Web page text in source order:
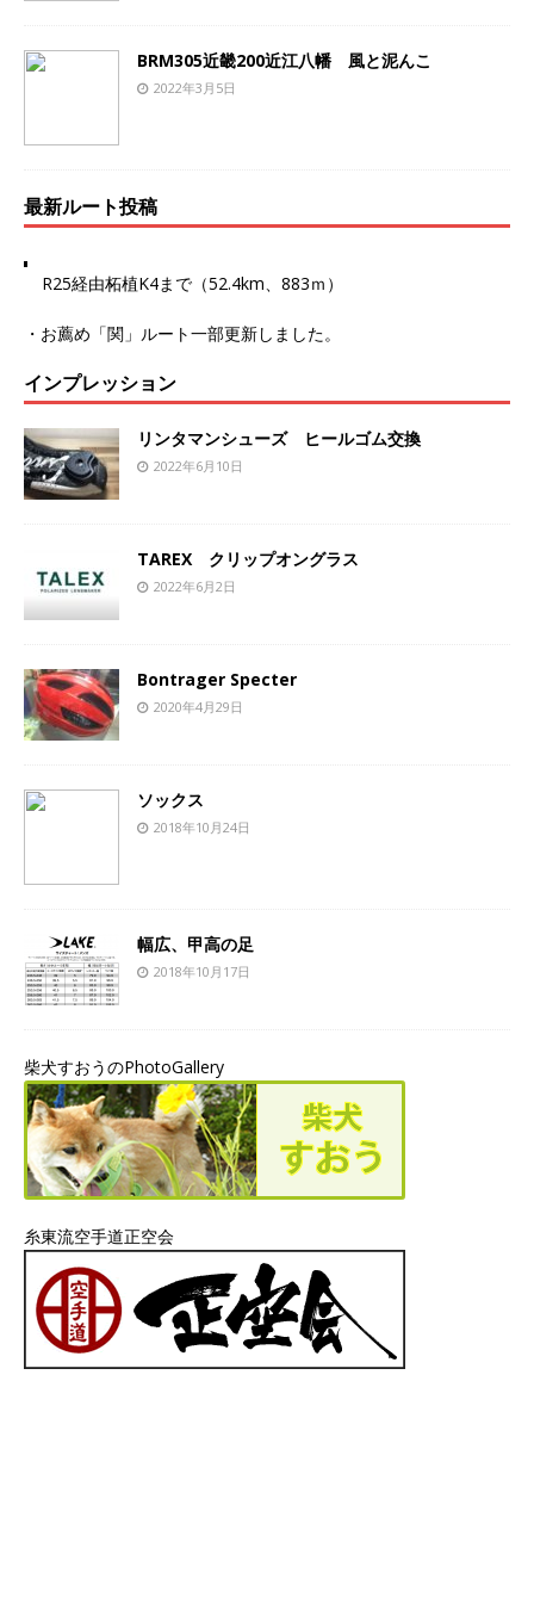
BRM305近畿200近江八幡 風と泥んこ
2022年3月5日
最新ルート投稿
R25経由柘植K4まで（52.4km、883ｍ）
・お薦め 「関」ルート一部更新しました。
インプレッション
リンタマンシューズ ヒールゴム交換
2022年6月10日
TAREX クリップオングラス
2022年6月2日
Bontrager Specter
2020年4月29日
ソックス
2018年10月24日
幅広、甲高の足
2018年10月17日
柴犬すおうのPhotoGallery
糸東流空手道正空会